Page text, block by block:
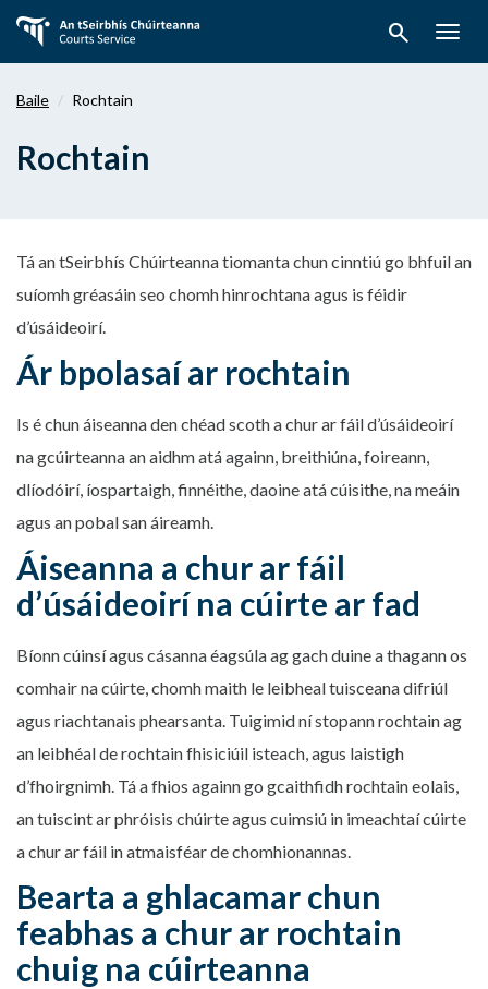
aghaidh
search
Baile Rochtain
Rochtain
Tá an tSeirbhís Chúirteanna tiomanta chun cinntiú go bhfuil an
suíomh gréasáin seo chomh hinrochtana agus is féidir
d’úsáideoirí.
Ár bpolasaí ar rochtain
Is é chun áiseanna den chéad scoth a chur ar fáil d’úsáideoirí
na gcúirteanna an aidhm atá againn, breithiúna, foireann,
dlíodóirí, íospartaigh, finnéithe, daoine atá cúisithe, na meáin
agus an pobal san áireamh.
Áiseanna a chur ar fáil
d’úsáideoirí na cúirte ar fad
Bíonn cúinsí agus cásanna éagsúla ag gach duine a thagann os
comhair na cúirte, chomh maith le leibheal tuisceana difriúl
agus riachtanais phearsanta. Tuigimid ní stopann rochtain ag
an leibhéal de rochtain fhisiciúil isteach, agus laistigh
d’fhoirgnimh. Tá a fhios againn go gcaithfidh rochtain eolais,
an tuiscint ar phróisis chúirte agus cuimsiú in imeachtaí cúirte
a chur ar fáil in atmaisféar de chomhionannas.
Bearta a ghlacamar chun
feabhas a chur ar rochtain
chuig na cúirteanna